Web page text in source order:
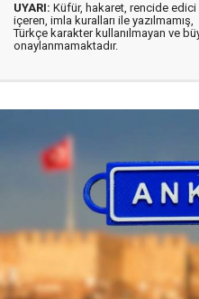
UYARI: Küfür, hakaret, rencide edici
içeren, imla kuralları ile yazılmamış,
Türkçe karakter kullanılmayan ve
onaylanmamaktadır.